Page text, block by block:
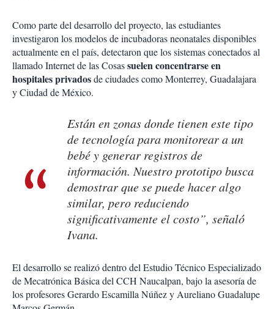
Como parte del desarrollo del proyecto, las estudiantes
investigaron los modelos de incubadoras neonatales disponibles
actualmente en el país, detectaron que los sistemas conectados al
llamado Internet de las Cosassuelen concentrarse en
hospitales privadosde ciudades como Monterrey, Guadalajara
y Ciudad de México.
Están en zonas donde tienen este tipo
de tecnología para monitorear a un
bebé y generar registros de
información. Nuestro prototipo busca
demostrar que se puede hacer algo
similar, pero reduciendo
significativamente el costo”, señaló
Ivana.
El desarrollo se realizó dentro del Estudio Técnico Especializado
de Mecatrónica Básica del CCH Naucalpan, bajo la asesoría de
los profesores Gerardo Escamilla Núñez y Aureliano Guadalupe